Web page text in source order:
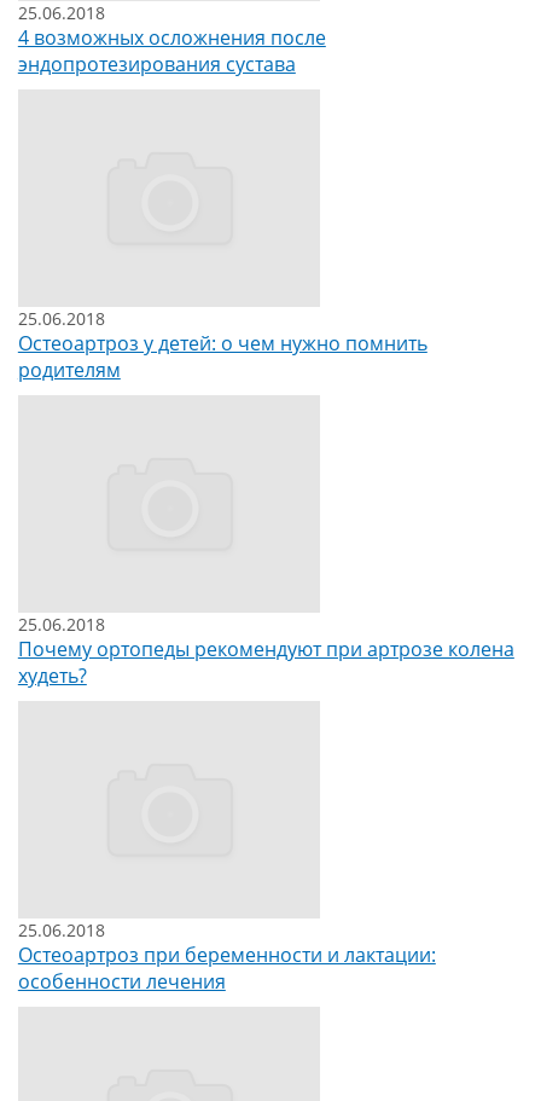
25.06.2018
4 возможных осложнения после
эндопротезирования сустава
25.06.2018
Остеоартроз у детей: о чем нужно помнить
родителям
25.06.2018
Почему ортопеды рекомендуют при артрозе колена
худеть?
25.06.2018
Остеоартроз при беременности и лактации:
особенности лечения